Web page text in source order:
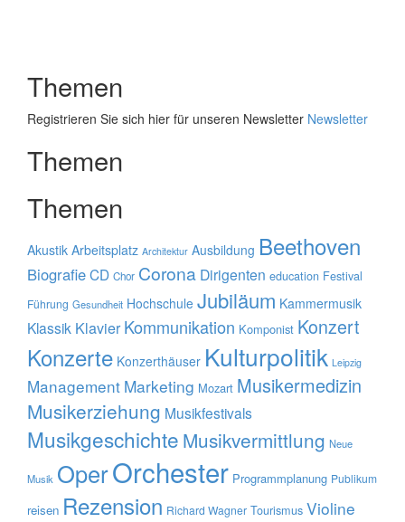
Themen
Registrieren Sie sich hier für unseren Newsletter Newsletter
Themen
Themen
Akustik Arbeitsplatz Architektur Ausbildung Beethoven
BiografieCD Chor Corona Dirigenten education Festival
Führung Gesundheit Hochschule Jubiläum Kammermusik
Klassik Klavier Kommunikation Komponist Konzert
Konzerte Konzerthäuser Kulturpolitik Leipzig
Management Marketing Mozart Musikermedizin
Musikerziehung Musikfestivals
Musikgeschichte Musikvermittlung Neue
Musik OperOrchester Programmplanung Publikum
reisen Rezension Richard Wagner Tourismus Violine